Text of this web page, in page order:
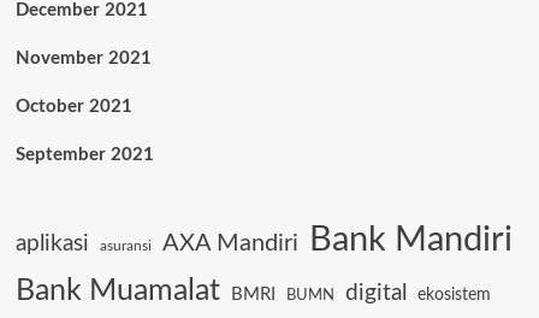
December 2021
November 2021
October 2021
September 2021
aplikasi asuransi AXA Mandiri Bank Mandiri
Bank Muamalat BMRI BUMN digital ekosistem